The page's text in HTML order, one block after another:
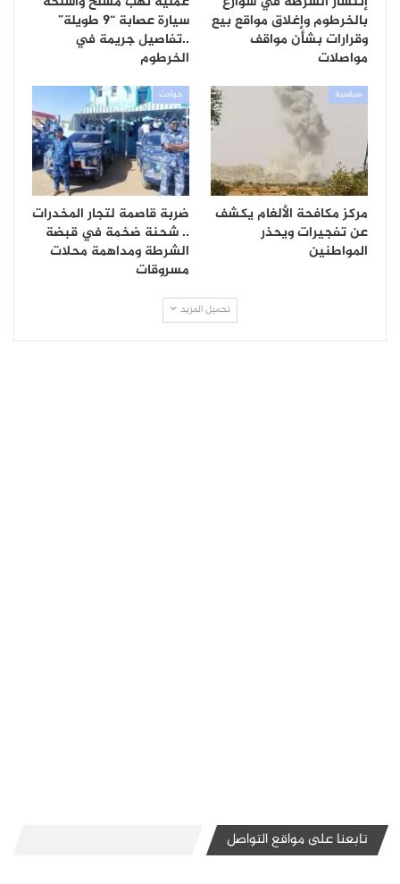
بالخرطوم وإغلاق مواقع بيع
وقرارات بشأن مواقف
مواصلات
سيارة عصابة “9 طويلة”
..تفاصيل جريمة في
الخرطوم
سياسية
مركز مكافحة الألغام يكشف
عن تفجيرات ويحذر
المواطنين
حوادث
ضربة قاصمة لتجار المخدرات
.. شحنة ضخمة في قبضة
الشرطة ومداهمة محلات
مسروقات
تحميل المزيد
تابعنا على مواقع التواصل